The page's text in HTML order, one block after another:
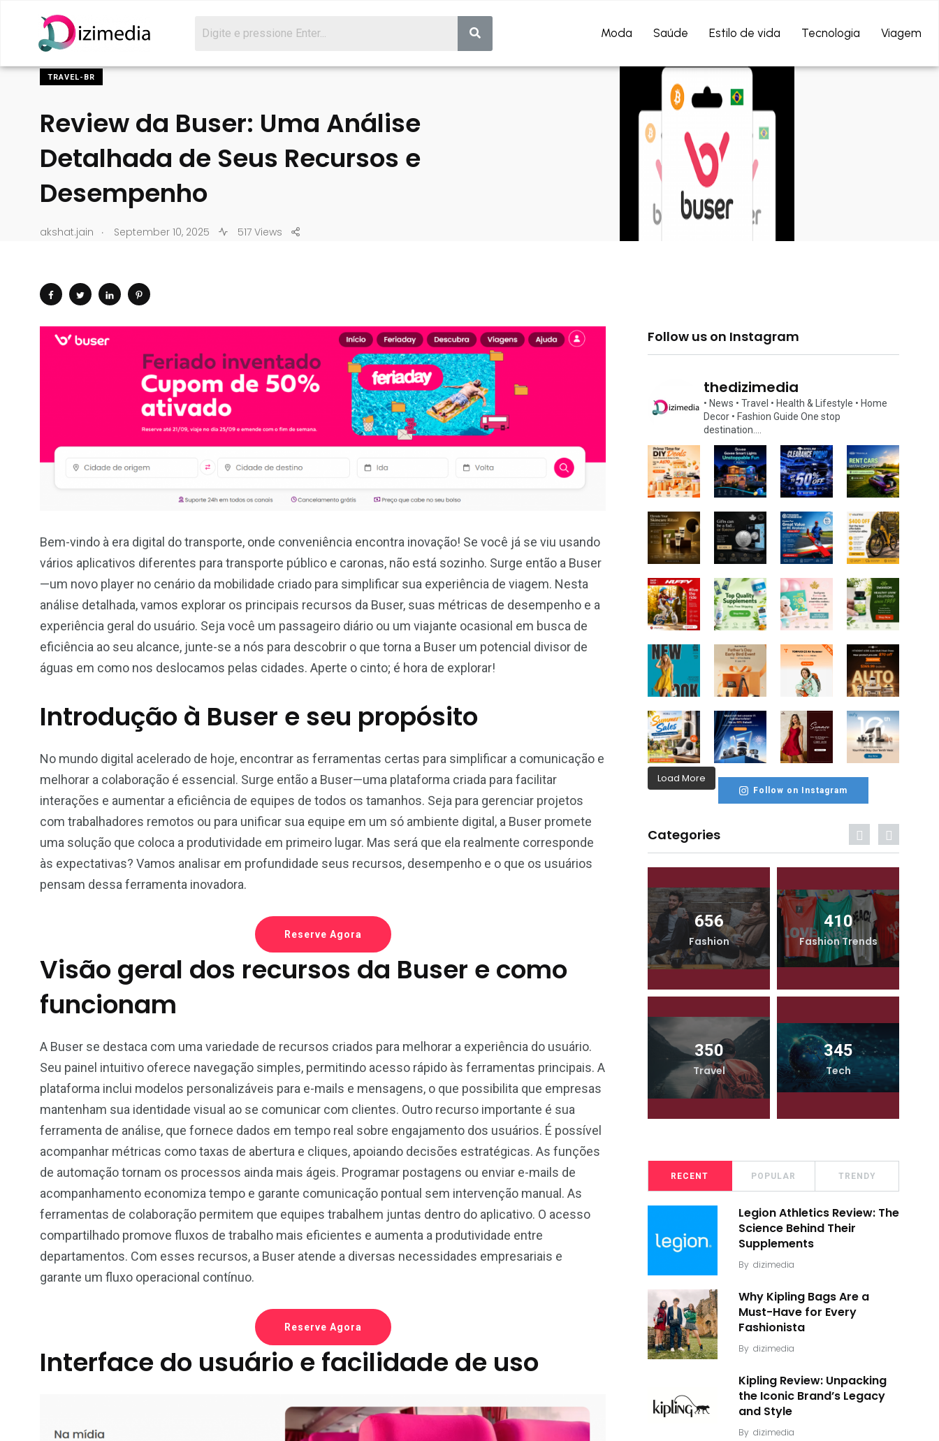
Moda Saúde Estilo de vida Tecnologia Viagem
TRAVEL-BR
Review da Buser: Uma Análise
Detalhada de Seus Recursos e
Desempenho
akshat.jain . September 10, 2025 517 Views
Bem-vindo à era digital do transporte, onde conveniência encontra inovação! Se você já se viu usando
vários aplicativos diferentes para transporte público e caronas, não está sozinho. Surge então a Buser
—um novo player no cenário da mobilidade criado para simplificar sua experiência de viagem. Nesta
análise detalhada, vamos explorar os principais recursos da Buser, suas métricas de desempenho e a
experiência geral do usuário. Seja você um passageiro diário ou um viajante ocasional em busca de
eficiência ao seu alcance, junte-se a nós para descobrir o que torna a Buser um potencial divisor de
águas em como nos deslocamos pelas cidades. Aperte o cinto; é hora de explorar!
Introdução à Buser e seu propósito
No mundo digital acelerado de hoje, encontrar as ferramentas certas para simplificar a comunicação e
melhorar a colaboração é essencial. Surge então a Buser—uma plataforma criada para facilitar
interações e aumentar a eficiência de equipes de todos os tamanhos. Seja para gerenciar projetos
com trabalhadores remotos ou para unificar sua equipe em um só ambiente digital, a Buser promete
uma solução que coloca a produtividade em primeiro lugar. Mas será que ela realmente corresponde
às expectativas? Vamos analisar em profundidade seus recursos, desempenho e o que os usuários
pensam dessa ferramenta inovadora.
Reserve Agora
Visão geral dos recursos da Buser e como
funcionam
A Buser se destaca com uma variedade de recursos criados para melhorar a experiência do usuário.
Seu painel intuitivo oferece navegação simples, permitindo acesso rápido às ferramentas principais. A
plataforma inclui modelos personalizáveis para e-mails e mensagens, o que possibilita que empresas
mantenham sua identidade visual ao se comunicar com clientes. Outro recurso importante é sua
ferramenta de análise, que fornece dados em tempo real sobre engajamento dos usuários. É possível
acompanhar métricas como taxas de abertura e cliques, apoiando decisões estratégicas. As funções
de automação tornam os processos ainda mais ágeis. Programar postagens ou enviar e-mails de
acompanhamento economiza tempo e garante comunicação pontual sem intervenção manual. As
ferramentas de colaboração permitem que equipes trabalhem juntas dentro do aplicativo. O acesso
compartilhado promove fluxos de trabalho mais eficientes e aumenta a produtividade entre
departamentos. Com esses recursos, a Buser atende a diversas necessidades empresariais e
garante um fluxo operacional contínuo.
Reserve Agora
Interface do usuário e facilidade de uso
Follow us on Instagram
thedizimedia
• News • Travel • Health & Lifestyle • Home
Decor • Fashion Guide One stop
destination….
Load More
Follow on Instagram
Categories
CZ
4
Travel-PL
4
Pet supplies
3
Drinks
1
World
656
Fashion
410
Fashion Trends
350
Travel
345
Tech
RECENT POPULAR TRENDY
Legion Athletics Review: The
Science Behind Their
Supplements
By dizimedia
Why Kipling Bags Are a
Must-Have for Every
Fashionista
By dizimedia
Kipling Review: Unpacking
the Iconic Brand’s Legacy
and Style
By dizimedia